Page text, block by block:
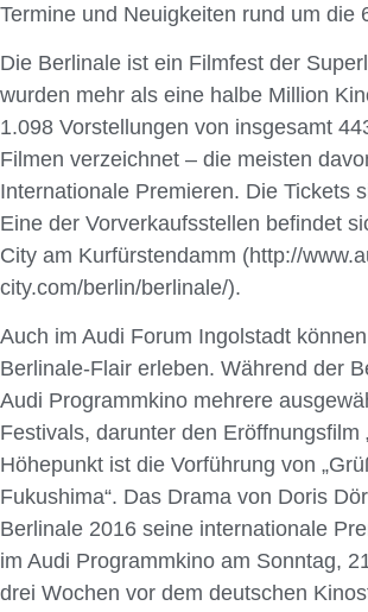
Termine und Neuigkeiten rund um die
Die Berlinale ist ein Filmfest der
wurden mehr als eine halbe Million
1.098 Vorstellungen von insgesamt
Filmen verzeichnet – die meisten
Internationale Premieren. Die Tickets
Eine der Vorverkaufsstellen befindet
City am Kurfürstendamm (http://
city.com/berlin/berlinale/).
Auch im Audi Forum Ingolstadt
Berlinale-Flair erleben. Während der
Audi Programmkino mehrere
Festivals, darunter den Eröffnungsfilm
Höhepunkt ist die Vorführung von
Fukushima“. Das Drama von Doris
Berlinale 2016 seine internationale
im Audi Programmkino am Sonntag,
drei Wochen vor dem deutschen